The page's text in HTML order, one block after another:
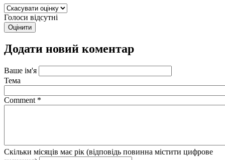
Голоси відсутні
Додати новий коментар
Ваше ім'я
Тема
Comment *
Скільки місяців має рік (відповідь повинна містити цифрове